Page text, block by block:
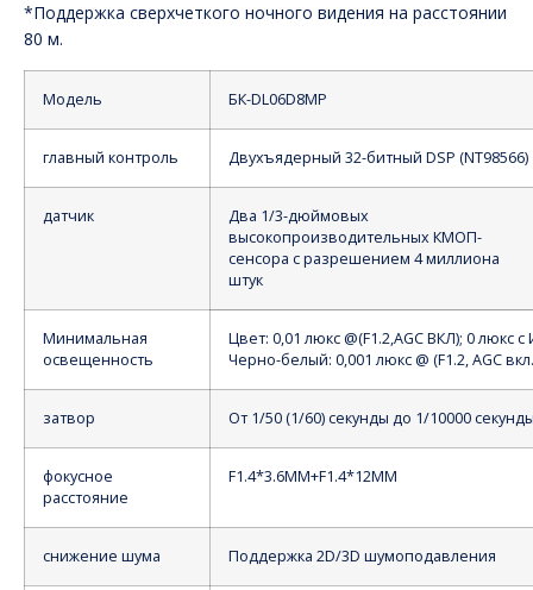
*Поддержка сверхчеткого ночного видения на расстоянии
80 м.
Модель БК-DL06D8MP
главный контроль Двухъядерный 32-битный DSP (NT98566)
датчик
Два 1/3-дюймовых
высокопроизводительных КМОП-
сенсора с разрешением 4 миллиона
штук
Минимальная
освещенность
Цвет: 0,01 люкс @(F1.2,AGC ВКЛ); 0 люкс с
Черно-белый: 0,001 люкс @ (F1.2, AGC
затвор От 1/50 (1/60) секунды до 1/10000
фокусное
расстояние
F1.4*3.6MM+F1.4*12MM
снижение шума Поддержка 2D/3D шумоподавления